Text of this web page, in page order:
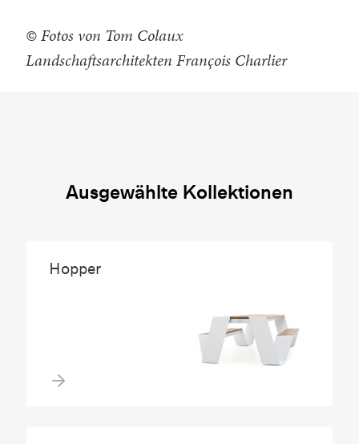
© Fotos von Tom Colaux
Landschaftsarchitekten François Charlier
Ausgewählte Kollektionen
Hopper